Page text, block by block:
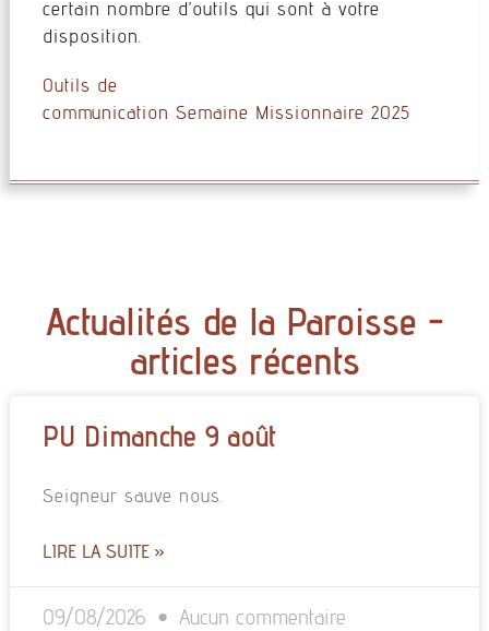
certain nombre d’outils qui sont à votre
disposition.
Outils de
communication Semaine Missionnaire 2025
Actualités de la Paroisse -
articles récents
PU Dimanche 9 août
Seigneur sauve nous.
LIRE LA SUITE »
09/08/2026 Aucun commentaire